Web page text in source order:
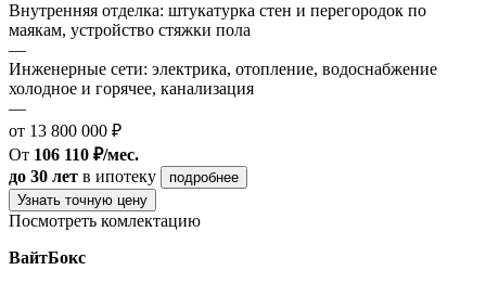
Внутренняя отделка: штукатурка стен и перегородок по
маякам, устройство стяжки пола
—
Инженерные сети: электрика, отопление, водоснабжение
холодное и горячее, канализация
—
от 13 800 000 ₽
От 106 110 ₽/мес.
до 30 лет в ипотеку
подробнее
Узнать точную цену
Посмотреть комлектацию
ВайтБокс